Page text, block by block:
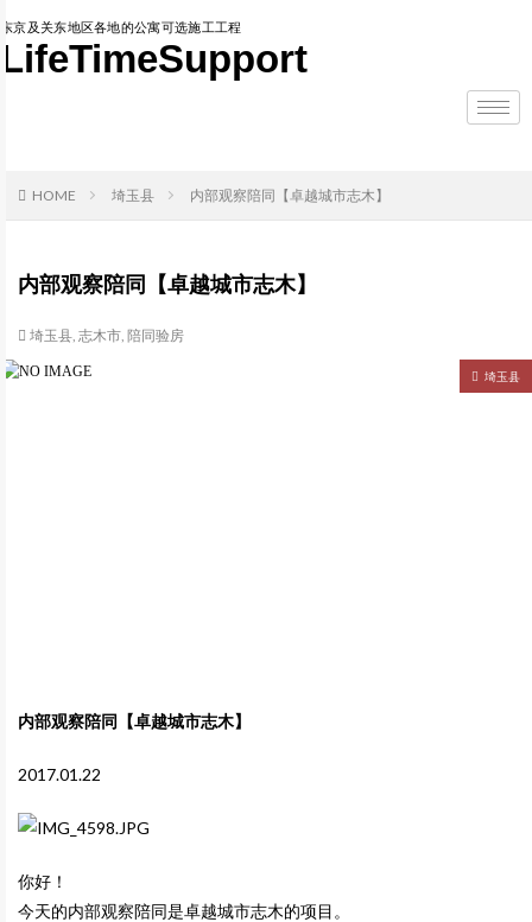
东京及关东地区各地的公寓可选施工工程
LifeTimeSupport
HOME 埼玉县 内部观察陪同【卓越城市志木】
内部观察陪同【卓越城市志木】
埼玉县, 志木市, 陪同验房
埼玉县
内部观察陪同【卓越城市志木】
2017.01.22
你好！
今天的内部观察陪同是卓越城市志木的项目。